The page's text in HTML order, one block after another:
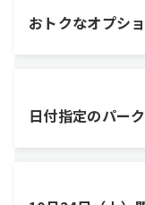
おトクなオプシ
日付指定のパー